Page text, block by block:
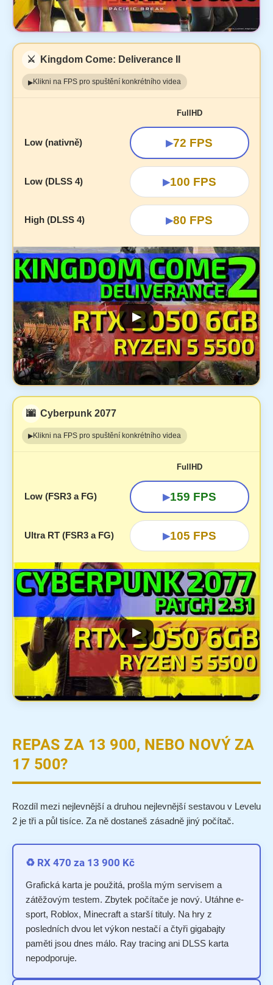
⚔️ Kingdom Come: Deliverance II
▶Klikni na FPS pro spuštění konkrétního videa
FullHD
Low (nativně) ▶72 FPS
Low (DLSS 4) ▶100 FPS
High (DLSS 4) ▶80 FPS
▶
🌆 Cyberpunk 2077
▶Klikni na FPS pro spuštění konkrétního videa
FullHD
Low (FSR3 a FG) ▶159 FPS
Ultra RT (FSR3 a FG) ▶105 FPS
▶
REPAS ZA 13 900, NEBO NOVÝ ZA
17 500?
Rozdíl mezi nejlevnější a druhou nejlevnější sestavou v Levelu
2 je tři a půl tisíce. Za ně dostaneš zásadně jiný počítač.
♻️ RX 470 za 13 900 Kč
Grafická karta je použitá, prošla mým servisem a
zátěžovým testem. Zbytek počítače je nový. Utáhne e-
sport, Roblox, Minecraft a starší tituly. Na hry z
posledních dvou let výkon nestačí a čtyři gigabajty
paměti jsou dnes málo. Ray tracing ani DLSS karta
nepodporuje.